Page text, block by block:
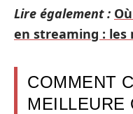
Lire également :
en streaming :
COMMENT
MEILLEURE